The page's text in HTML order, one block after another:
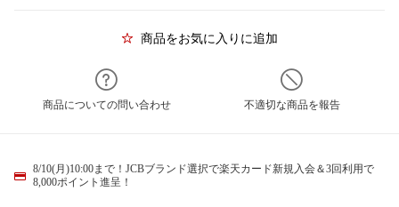
商品をお気に入りに追加
商品についての問い合わせ 不適切な商品を報告
8/10(月)10:00まで！JCBブランド選択で楽天カード新規入会＆3回利用で
8,000ポイント進呈！